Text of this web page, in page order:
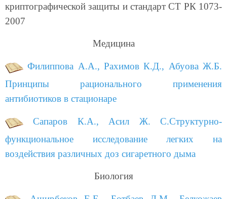
криптографической защиты и стандарт СТ РК 1073-
2007
Медицина
Филиппова А.А., Рахимов К.Д., Абуова Ж.Б.
Принципы рационального применения
антибиотиков в стационаре
Сапаров К.А., Асил Ж. С.Структурно-
функциональное исследование легких на
воздействия различных доз сигаретного дыма
Биология